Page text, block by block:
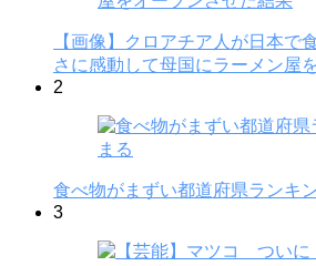
【画像】クロアチア人が日本で
さに感動して母国にラーメン屋
2
食べ物がまずい都道府県ランキ
3